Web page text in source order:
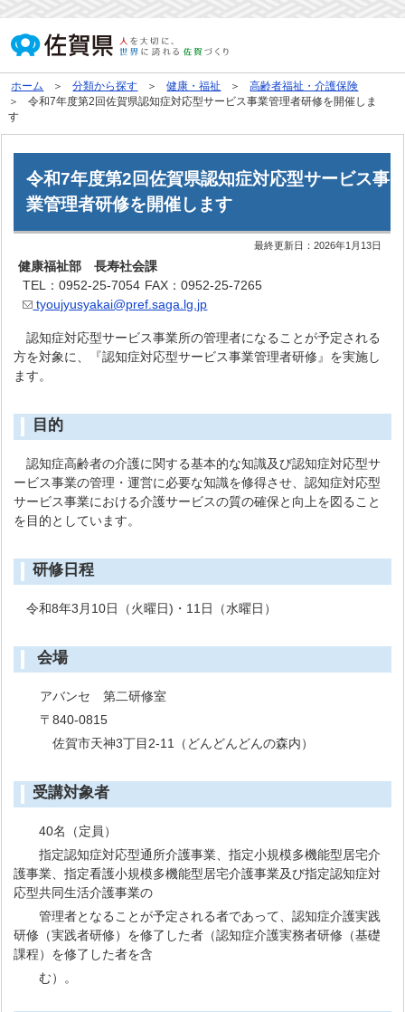
ホーム 分類から探す 健康・福祉
高齢者福祉・介護保険
令和7年度第2回佐賀県認知症対応型サービス事業管理者研修を開催しま
す
令和7年度第2回佐賀県認知症対応型サービス事
業管理者研修を開催します
最終更新日：2026年1月13日
健康福祉部 長寿社会課
TEL：0952-25-7054 FAX：0952-25-7265
tyoujyusyakai@pref.saga.lg.jp
認知症対応型サービス事業所の管理者になることが予定される
方を対象に、『認知症対応型サービス事業管理者研修』を実施し
ます。
目的
認知症高齢者の介護に関する基本的な知識及び認知症対応型サ
ービス事業の管理・運営に必要な知識を修得させ、認知症対応型
サービス事業における介護サービスの質の確保と向上を図ること
を目的としています。
研修日程
令和8年3月10日（火曜日)・11日（水曜日）
会場
アバンセ 第二研修室
〒840-0815
佐賀市天神3丁目2-11（どんどんどんの森内）
受講対象者
40名（定員）
指定認知症対応型通所介護事業、指定小規模多機能型居宅介
護事業、指定看護小規模多機能型居宅介護事業及び指定認知症対
応型共同生活介護事業の
管理者となることが予定される者であって、認知症介護実践
研修（実践者研修）を修了した者（認知症介護実務者研修（基礎
課程）を修了した者を含
む）。